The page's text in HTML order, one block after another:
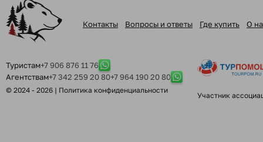
Контакты Вопросы и ответы Где купить О
Туристам+7 906 876 11 76
Агентствам+7 342 259 20 80+7 964 190 20 80
© 2024 - 2026 | Политика конфиденциальности
Участник